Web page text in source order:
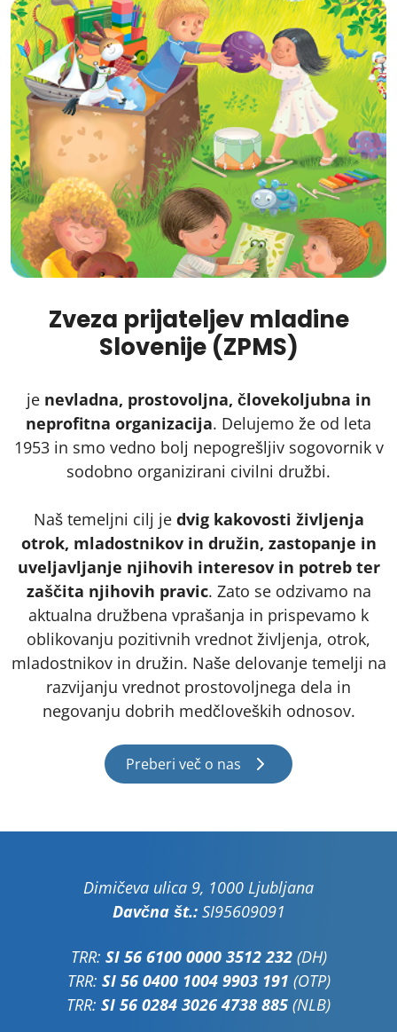
Zveza prijateljev mladine
Slovenije (ZPMS)
je nevladna, prostovoljna, človekoljubna in
neprofitna organizacija. Delujemo že od leta
1953 in smo vedno bolj nepogrešljiv sogovornik v
sodobno organizirani civilni družbi.
Naš temeljni cilj je dvig kakovosti življenja
otrok, mladostnikov in družin, zastopanje in
uveljavljanje njihovih interesov in potreb ter
zaščita njihovih pravic. Zato se odzivamo na
aktualna družbena vprašanja in prispevamo k
oblikovanju pozitivnih vrednot življenja, otrok,
mladostnikov in družin. Naše delovanje temelji na
razvijanju vrednot prostovoljnega dela in
negovanju dobrih medčloveških odnosov.
Preberi več o nas
Dimičeva ulica 9, 1000 Ljubljana
Davčna št.:SI95609091
TRR: SI 56 6100 0000 3512 232(DH)
TRR: SI 56 0400 1004 9903 191 (OTP)
TRR: SI 56 0284 3026 4738 885 (NLB)